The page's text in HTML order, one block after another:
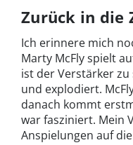
Zurück in die
Ich erinnere mich
Marty McFly spielt
ist der Verstärker
und explodiert.
danach kommt
war fasziniert. Mein
Anspielungen auf